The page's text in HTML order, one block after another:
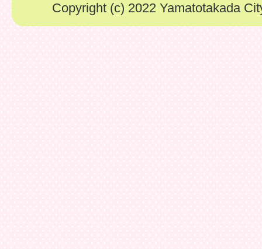
Copyright (c) 2022 Yamatotakada